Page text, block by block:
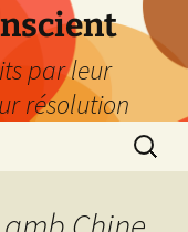
par leur
résolution